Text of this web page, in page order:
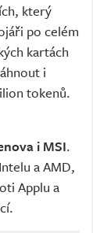
který
po celém
kartách
i
tokenů.
i MSI.
a AMD,
Applu a